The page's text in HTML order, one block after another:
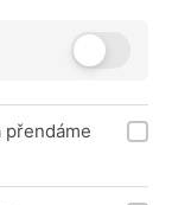
přendáme